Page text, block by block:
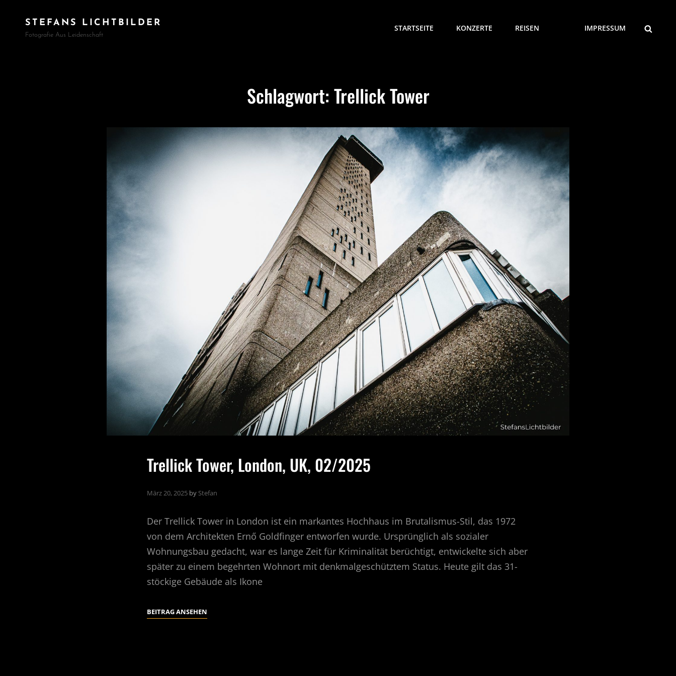
STEFANS LICHTBILDER
Fotografie Aus Leidenschaft
STARTSEITE KONZERTE REISEN IMPRESSUM
Schlagwort: Trellick Tower
Trellick Tower, London, UK, 02/2025
März 20, 2025 by Stefan
Der Trellick Tower in London ist ein markantes Hochhaus im Brutalismus-Stil, das 1972
von dem Architekten Ernő Goldfinger entworfen wurde. Ursprünglich als sozialer
Wohnungsbau gedacht, war es lange Zeit für Kriminalität berüchtigt, entwickelte sich aber
später zu einem begehrten Wohnort mit denkmalgeschütztem Status. Heute gilt das 31-
stöckige Gebäude als Ikone
BEITRAG ANSEHEN